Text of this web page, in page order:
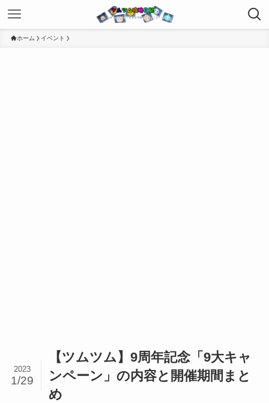
ホーム イベント
【ツムツム】9周年記念「9大キャ
ンペーン」の内容と開催期間まと
め
2023
1/29